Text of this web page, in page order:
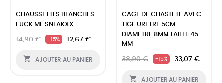
CHAUSSETTES BLANCHES
FUCK ME SNEAKXX
14,90 € -15% 12,67 €
 AJOUTER AU PANIER
CAGE DE CHASTETE AVEC
TIGE URETRE 5CM -
DIAMETRE 8MM TAILLE 45
MM
38,90 € -15% 33,07 €
 AJOUTER AU PANIER